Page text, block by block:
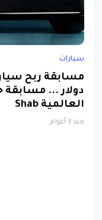
سيارات
دولار ...
العالمية Shab
منذ 3 أعوام